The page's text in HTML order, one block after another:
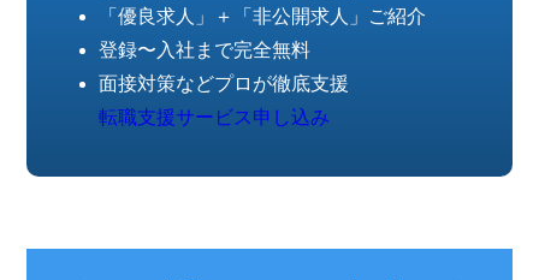
「優良求人」＋「非公開求人」ご紹介
登録〜入社まで完全無料
面接対策などプロが徹底支援
転職支援サービス申し込み